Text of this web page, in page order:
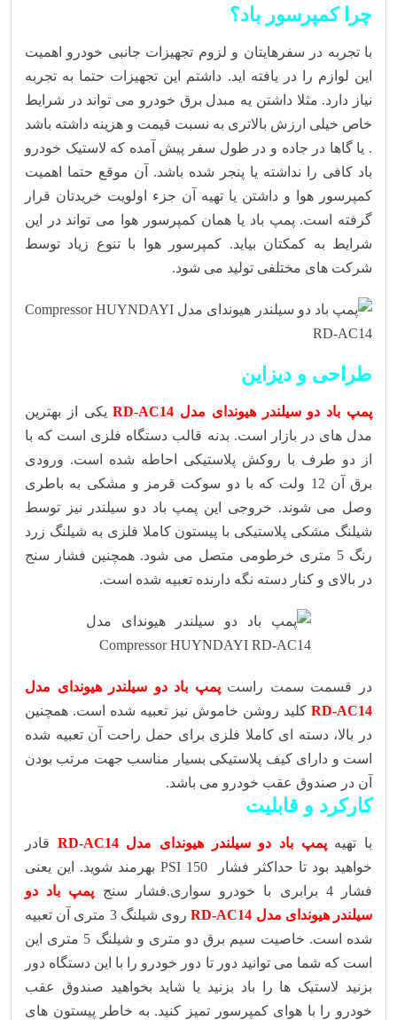
چرا کمپرسور باد؟
با تجربه در سفرهایتان و لزوم تجهیزات جانبی خودرو اهمیت
این لوازم را در یافته اید. داشتم این تجهیزات حتما به تجربه
نیاز دارد. مثلا داشتن یه مبدل برق خودرو می تواند در شرایط
خاص خیلی ارزش بالاتری به نسبت قیمت و هزینه داشته باشد
. یا گاها در جاده و در طول سفر پیش آمده که لاستیک خودرو
باد کافی را نداشته یا پنجر شده باشد. آن موقع حتما اهمیت
کمپرسور هوا و داشتن یا تهیه آن جزء اولویت خریدتان قرار
گرفته است. پمپ باد یا همان کمپرسور هوا می تواند در این
شرایط به کمکتان بیاید. کمپرسور هوا با تنوع زیاد توسط
شرکت های مختلفی تولید می شود.
طراحی و دیزاین
پمپ باد دو سیلندر هیوندای مدل RD-AC14
یکی از بهترین
مدل های در بازار است. بدنه قالب دستگاه فلزی است که با
از دو طرف با روکش پلاستیکی احاطه شده است. ورودی
برق آن 12 ولت که با دو سوکت قرمز و مشکی به باطری
وصل می شوند. خروجی این پمپ باد دو سیلندر نیز توسط
شیلنگ مشکی پلاستیکی با پیستون کاملا فلزی به شیلنگ زرد
رنگ 5 متری خرطومی متصل می شود. همچنین فشار سنج
در بالای و کنار دسته نگه دارنده تعبیه شده است.
در قسمت سمت راستپمپ باد دو سیلندر هیوندای مدل
RD-AC14 کلید روشن خاموش نیز تعبیه شده است. همچنین
در بالا، دسته ای کاملا فلزی برای حمل راحت آن تعبیه شده
است و دارای کیف پلاستیکی بسیار مناسب جهت مرتب بودن
آن در صندوق عقب خودرو می باشد.
کارکرد و قابلیت
با تهیهپمپ باد دو سیلندر هیوندای مدل RD-AC14
قادر
خواهید بود تا حداکثر فشار PSI 150 بهرمند شوید. این یعنی
فشار 4 برابری با خودرو سواری.فشار سنج
پمپ باد دو
سیلندر هیوندای مدل RD-AC14
روی شیلنگ 3 متری آن تعبیه
شده است. خاصیت سیم برق دو متری و شیلنگ 5 متری این
است که شما می توانید دور تا دور خودرو را با این دستگاه دور
بزنید لاستیک ها را باد بزنید یا شاید بخواهید صندوق عقب
خودرو را با هوای کمپرسور تمیز کنید. به خاطر پیستون های